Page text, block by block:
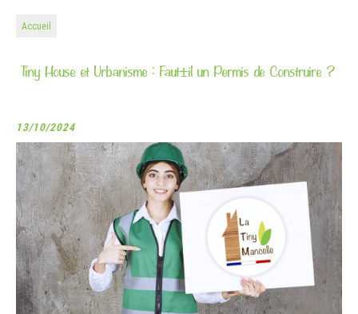
Accueil
Tiny House et Urbanisme : Faut-il un Permis de Construire ?
13/10/2024